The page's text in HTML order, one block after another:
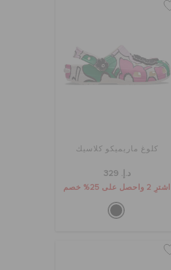
كلوغ ماريميكو كلاسيك
د.إ. 329
اشترِ 2 واحصل على 25% خصم